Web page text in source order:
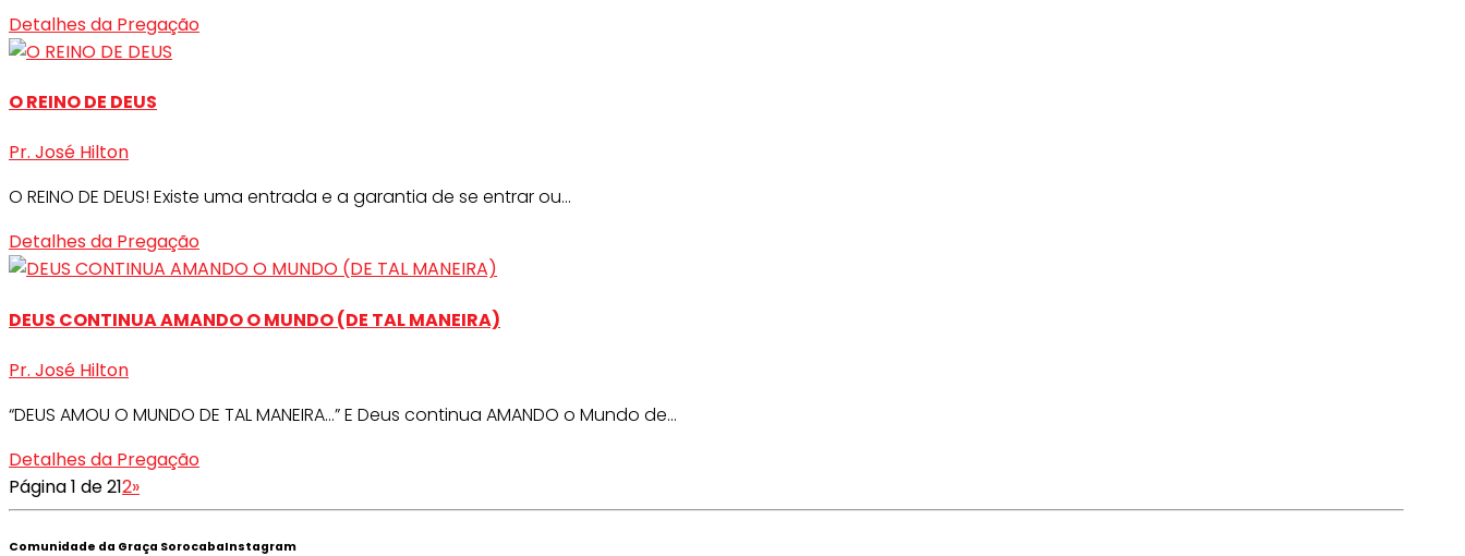
Detalhes da Pregação
O REINO DE DEUS
Pr. José Hilton
O REINO DE DEUS! Existe uma entrada e a garantia de se entrar ou...
Detalhes da Pregação
DEUS CONTINUA AMANDO O MUNDO (DE TAL MANEIRA)
Pr. José Hilton
“DEUS AMOU O MUNDO DE TAL MANEIRA…” E Deus continua AMANDO o Mundo de...
Detalhes da Pregação
Página 1 de 212»
Comunidade da Graça SorocabaInstagram